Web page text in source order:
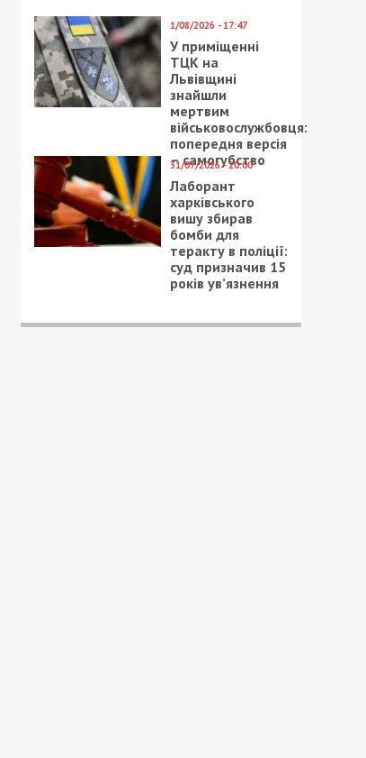
1/08/2026 - 17:47
У приміщенні
ТЦК на
Львівщині
знайшли
мертвим
військовослужбовця:
попередня версія
– самогубство
31/07/2026 - 20:00
Лаборант
харківського
вишу збирав
бомби для
теракту в поліції:
суд призначив 15
років ув’язнення